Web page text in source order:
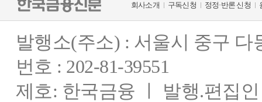
회사소개 구독신청 정정·반론 신청
발행소(주소) : 서울시 중구
번호 : 202-81-39551
제호: 한국금융 ㅣ 발행.편집